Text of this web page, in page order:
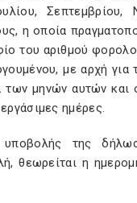
Σεπτεμβρίου,
η οποία
του αριθμού
με αρχή για
των μηνών αυτών και
ημέρες.
της
θεωρείται η